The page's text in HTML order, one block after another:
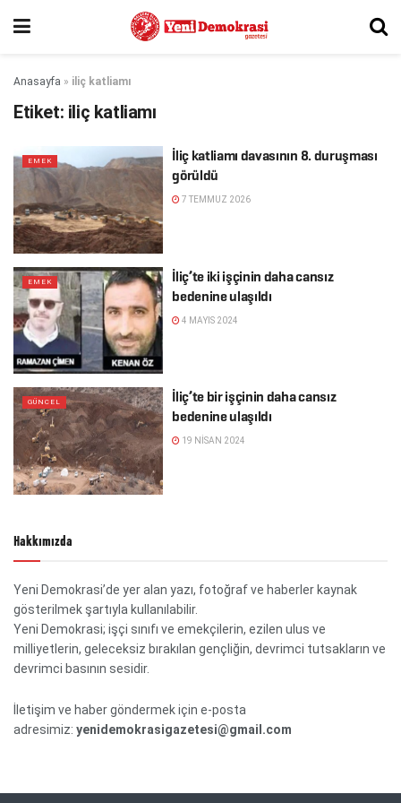
Anasayfa » iliç katliamı
Etiket: iliç katliamı
EMEK
İliç katliamı davasının 8. duruşması
görüldü
7 TEMMUZ 2026
EMEK
İliç’te iki işçinin daha cansız
bedenine ulaşıldı
4 MAYIS 2024
GÜNCEL
İliç’te bir işçinin daha cansız
bedenine ulaşıldı
19 NISAN 2024
Hakkımızda
Yeni Demokrasi’de yer alan yazı, fotoğraf ve haberler kaynak
gösterilmek şartıyla kullanılabilir.
Yeni Demokrasi; işçi sınıfı ve emekçilerin, ezilen ulus ve
milliyetlerin, geleceksiz bırakılan gençliğin, devrimci tutsakların ve
devrimci basının sesidir.
İletişim ve haber göndermek için e-posta
adresimiz: yenidemokrasigazetesi@gmail.com